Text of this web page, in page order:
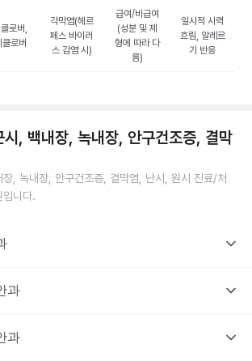
로버,
로버
각막염(헤르
페스 바이러
스 감염 시)
급여/비급여
(성분 및 제
형에 따라 다
름)
일시적 시력
흐림, 알레르
기 반응
시, 백내장, 녹내장, 안구건조증, 결막
장, 녹내장, 안구건조증, 결막염, 난시, 원시 진료/처
입니다.
과
과